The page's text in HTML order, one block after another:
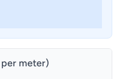
meter)